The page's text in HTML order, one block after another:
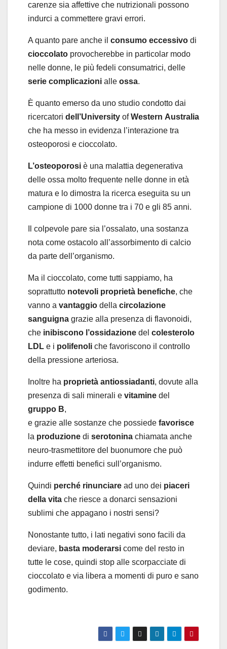
carenze sia affettive che nutrizionali possono
indurci a commettere gravi errori.
A quanto pare anche il consumo eccessivo di
cioccolato provocherebbe in particolar modo
nelle donne, le più fedeli consumatrici, delle
serie complicazioni alle ossa.
È quanto emerso da uno studio condotto dai
ricercatori dell’University ofWestern Australia
che ha messo in evidenza l’interazione tra
osteoporosi e cioccolato.
L’osteoporosi è una malattia degenerativa
delle ossa molto frequente nelle donne in età
matura e lo dimostra la ricerca eseguita su un
campione di 1000 donne tra i 70 e gli 85 anni.
Il colpevole pare sia l’ossalato, una sostanza
nota come ostacolo all’assorbimento di calcio
da parte dell’organismo.
Ma il cioccolato, come tutti sappiamo, ha
soprattutto notevoli proprietà benefiche, che
vanno a vantaggio della circolazione
sanguigna grazie alla presenza di flavonoidi,
che inibiscono l’ossidazione del colesterolo
LDL e i polifenoli che favoriscono il controllo
della pressione arteriosa.
Inoltre ha proprietà antiossiadanti, dovute alla
presenza di sali minerali e vitamine del
gruppo B,
e grazie alle sostanze che possiede favorisce
la produzione di serotonina chiamata anche
neuro-trasmettitore del buonumore che può
indurre effetti benefici sull’organismo.
Quindi perché rinunciare ad uno dei piaceri
della vita che riesce a donarci sensazioni
sublimi che appagano i nostri sensi?
Nonostante tutto, i lati negativi sono facili da
deviare, basta moderarsi come del resto in
tutte le cose, quindi stop alle scorpacciate di
cioccolato e via libera a momenti di puro e sano
godimento.